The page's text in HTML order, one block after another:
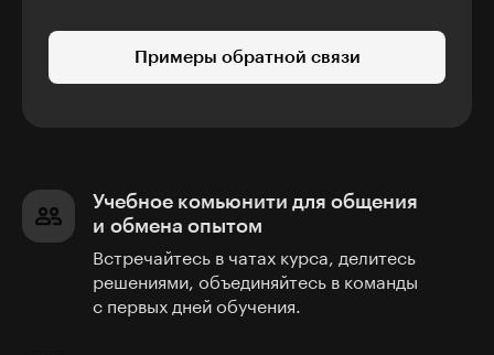
Примеры обратной связи
Учебное комьюнити для общения
и обмена опытом
Встречайтесь в чатах курса, делитесь
решениями, объединяйтесь в команды
с первых дней обучения.